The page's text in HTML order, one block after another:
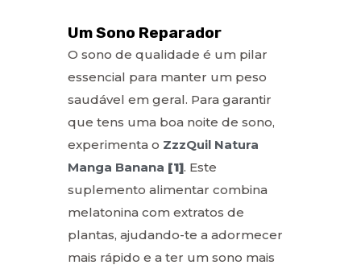
Um Sono Reparador
O sono de qualidade é um pilar
essencial para manter um peso
saudável em geral. Para garantir
que tens uma boa noite de sono,
experimenta o ZzzQuil Natura
Manga Banana [1]. Este
suplemento alimentar combina
melatonina com extratos de
plantas, ajudando-te a adormecer
mais rápido e a ter um sono mais